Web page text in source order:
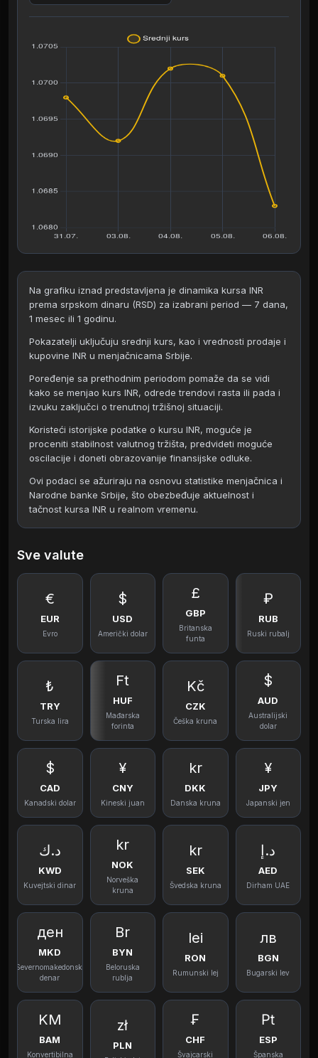
Na grafiku iznad predstavljena je dinamika kursa INR
prema srpskom dinaru (RSD) za izabrani period — 7 dana,
1 mesec ili 1 godinu.
Pokazatelji uključuju srednji kurs, kao i vrednosti prodaje i
kupovine INR u menjačnicama Srbije.
Poređenje sa prethodnim periodom pomaže da se vidi
kako se menjao kurs INR, odrede trendovi rasta ili pada i
izvuku zaključci o trenutnoj tržišnoj situaciji.
Koristeći istorijske podatke o kursu INR, moguće je
proceniti stabilnost valutnog tržišta, predvideti moguće
oscilacije i doneti obrazovanije finansijske odluke.
Ovi podaci se ažuriraju na osnovu statistike menjačnica i
Narodne banke Srbije, što obezbeđuje aktuelnost i
tačnost kursa INR u realnom vremenu.
Sve valute
€
EUR
Evro
$
USD
Američki dolar
£
GBP
Britanska
funta
₽
RUB
Ruski rubalj
₺
TRY
Turska lira
Ft
HUF
Mađarska
forinta
Kč
CZK
Češka kruna
$
AUD
Australijski
dolar
$
CAD
Kanadski dolar
¥
CNY
Kineski juan
kr
DKK
Danska kruna
¥
JPY
Japanski jen
د.ك
KWD
Kuvejtski dinar
kr
NOK
Norveška
kruna
kr
SEK
Švedska kruna
د.إ
AED
Dirham UAE
ден
MKD
Severnomakedonski
denar
Br
BYN
Beloruska
rublja
lei
RON
Rumunski lej
лв
BGN
Bugarski lev
KM
BAM
Konvertibilna
zł
PLN
₣
CHF
Švajcarski
₧
ESP
Španska